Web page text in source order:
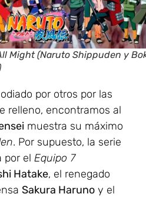
Might (Naruto Shippuden y
por otros por las
relleno, encontramos al
muestra su máximo
. Por supuesto, la serie
por el Equipo 7
Hatake, el renegado
Sakura Haruno y el